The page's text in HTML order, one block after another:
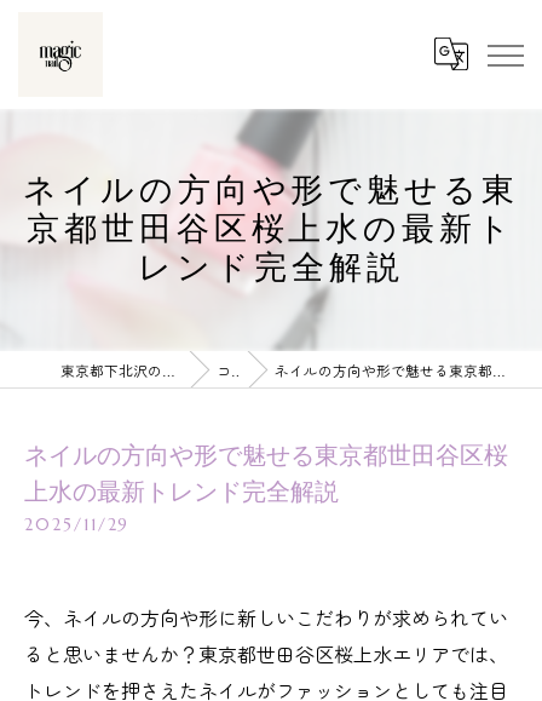
ネイルの方向や形で魅せる東
京都世田谷区桜上水の最新ト
レンド完全解説
コラム ネイルの方向や形で魅せる東京都世田谷区桜上水の最新トレンド完全解説
ネイルの方向や形で魅せる東京都世田谷区桜
上水の最新トレンド完全解説
2025/11/29
今、ネイルの方向や形に新しいこだわりが求められてい
ると思いませんか？東京都世田谷区桜上水エリアでは、
トレンドを押さえたネイルがファッションとしても注目